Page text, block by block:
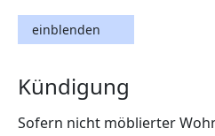
einblenden
Kündigung
Sofern nicht möblierter